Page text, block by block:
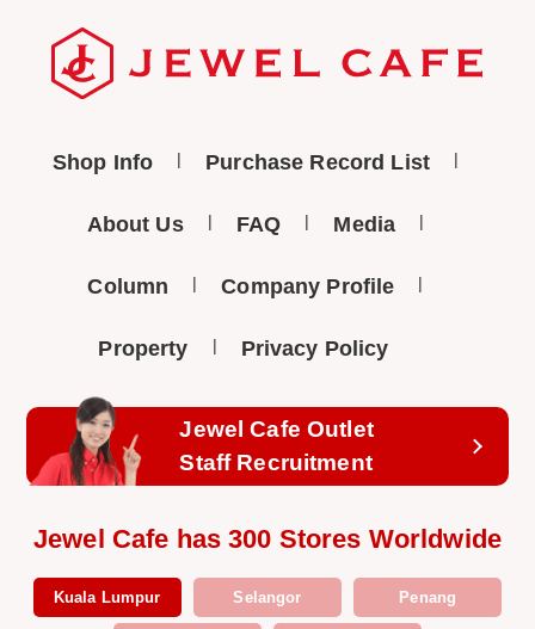
Shop Info Purchase Record List
About Us FAQ Media
Column Company Profile
Property Privacy Policy
Jewel Cafe Outlet
Staff Recruitment
Jewel Cafe has 300 Stores Worldwide
Kuala Lumpur Selangor Penang